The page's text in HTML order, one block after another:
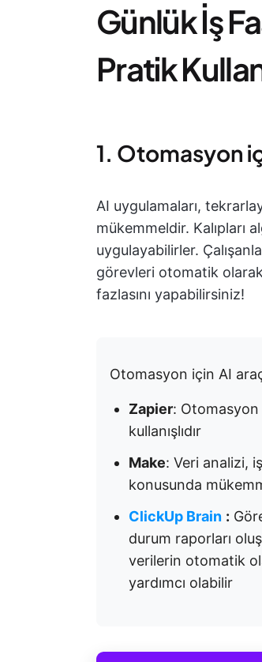
Günlük İş
Pratik
1. Otomasyon
AI uygulamaları,
mükemmeldir. Kalıpları
uygulayabilirler.
görevleri otomatik
fazlasını yapabilirsiniz!
Otomasyon için AI
Zapier:
kullanışlıdır
Make: Veri analizi,
konusunda
ClickUp Brain :
durum raporları
verilerin otomatik
yardımcı olabilir